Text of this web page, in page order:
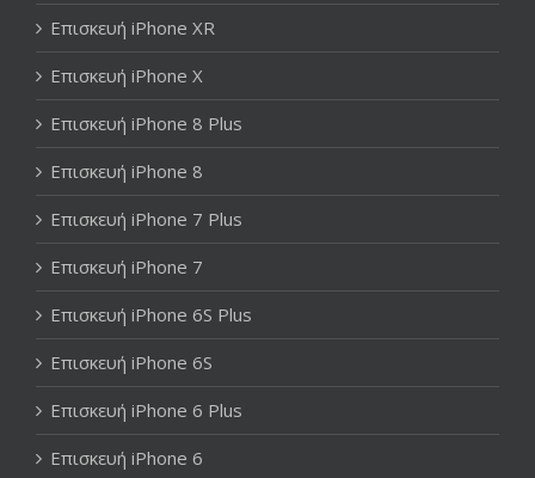
Επισκευή iPhone XR
Επισκευή iPhone X
Επισκευή iPhone 8 Plus
Επισκευή iPhone 8
Επισκευή iPhone 7 Plus
Επισκευή iPhone 7
Επισκευή iPhone 6S Plus
Επισκευή iPhone 6S
Επισκευή iPhone 6 Plus
Επισκευή iPhone 6